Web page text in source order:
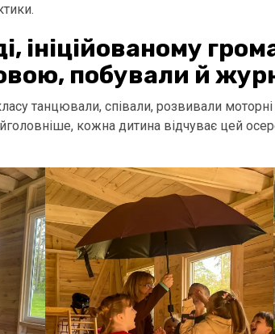
ініційованому
побували й
танцювали, співали, розвивали
кожна дитина відчуває цей